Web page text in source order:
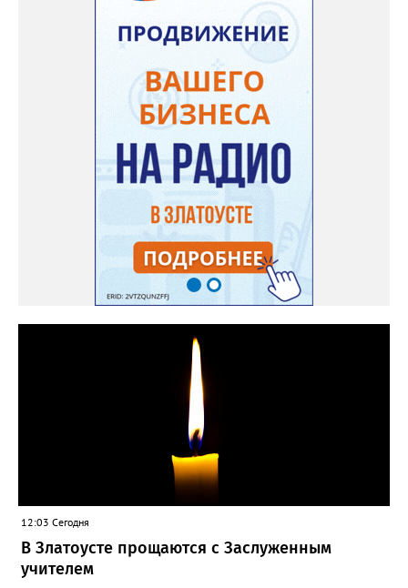
12:03 Сегодня
В Златоусте прощаются с Заслуженным
учителем